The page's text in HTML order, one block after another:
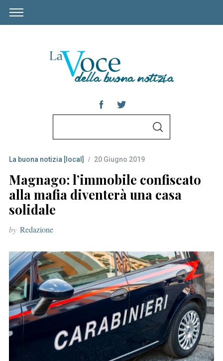
r
c
h
f
o
r
S
La buona notizia [local] 20 Giugno 2019
Magnago: l’immobile confiscato
alla mafia diventerà una casa
solidale
by Redazione